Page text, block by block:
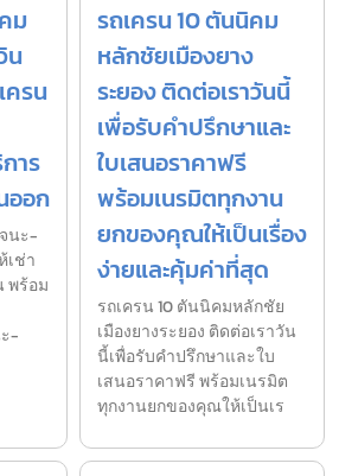
ม
น
ครน
าร
ออก
นะ-
เช่า
พร้อม
-
รถเครน 10 ตันนิคม
หลักชัยเมืองยาง
ระยอง ติดต่อเราวันนี้
เพื่อรับคำปรึกษาและ
ใบเสนอราคาฟรี
พร้อมเนรมิตทุกงาน
ยกของคุณให้เป็นเรื่อง
ง่ายและคุ้มค่าที่สุด
รถเครน 10 ตันนิคมหลักชัย
เมืองยางระยอง ติดต่อเราวัน
นี้เพื่อรับคำปรึกษาและใบ
เสนอราคาฟรี พร้อมเนรมิต
ทุกงานยกของคุณให้เป็นเร